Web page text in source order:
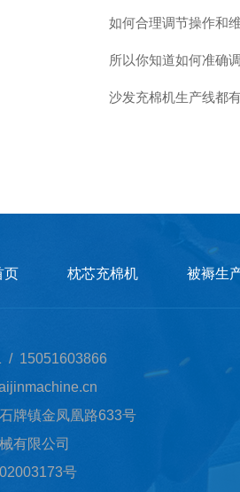
如何合理调节操作和
所以你知道如何准确
沙发充棉机生产线都
页 枕芯充棉机 被褥生
/ 15051603866
牌镇金凤凰路633号
有限公司
号